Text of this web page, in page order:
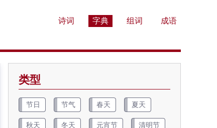
诗词 字典 组词 成语
类型
节日 节气 春天 夏天
秋天 冬天 元宵节 清明节